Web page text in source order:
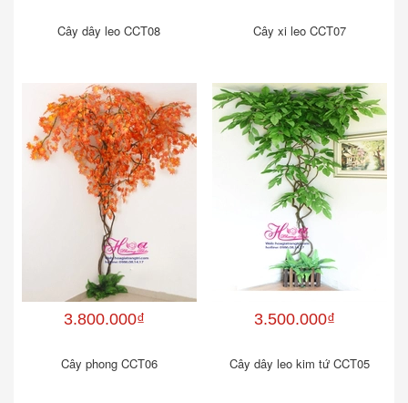
Cây dây leo CCT08 Cây xi leo CCT07
3.800.000₫
Cây phong CCT06
3.500.000₫
Cây dây leo kim tứ CCT05